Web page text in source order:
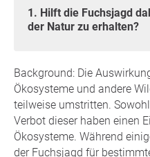
1. Hilft die Fuchsjagd dabei, das Gleichgewicht in
der Natur zu erhalten?
Background: Die
Ökosysteme und andere
teilweise umstritten.
Verbot dieser haben einen
Ökosysteme. Während
der Fuchsjagd für